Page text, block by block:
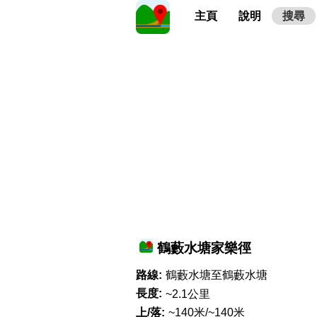
主頁 說明 搜尋
鶴藪水塘家樂徑
路線: 鶴藪水塘至鶴藪水塘
長度: ~2.1公里
上/落: ~140米/~140米